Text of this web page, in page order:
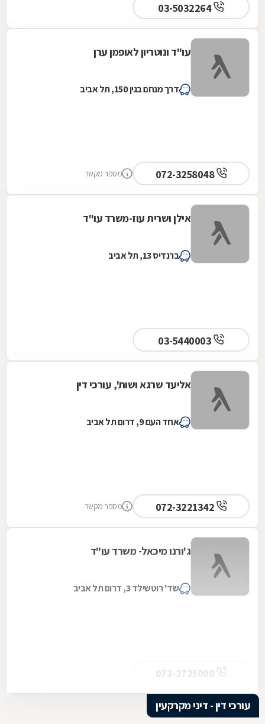
03-5032264
עו"ד ונוטריון לאופמן ערן
דרך מנחם בגין 150, תל אביב
072-3258048 מספר מקשר
אילן ושרית עוז-משרד עו"ד
ברנדיס 13, תל אביב
אליעד שרגא ושות', עורכי דין
אחד העם 9, דרום תל אביב
מספר מקשר
ג'ורנו מיכאל- משרד עו"ד
שד' רוטשילד 3, דרום תל אביב
עורכי דין - דיני מקרקעין